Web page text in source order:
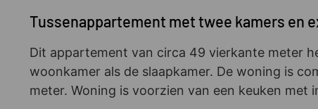
Tussenappartement met twee kamers en
Dit appartement van circa 49 vierkante meter
woonkamer als de slaapkamer. De woning is
meter. Woning is voorzien van een keuken